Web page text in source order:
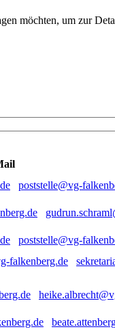
möchten, um zur
poststelle@vg-
poststelle@vg-